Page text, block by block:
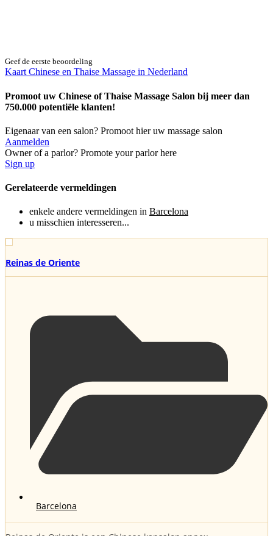
Geef de eerste beoordeling
Kaart Chinese en Thaise Massage in Nederland
Promoot uw Chinese of Thaise Massage Salon bij meer dan
750.000 potentiële klanten!
Eigenaar van een salon? Promoot hier uw massage salon
Aanmelden
Owner of a parlor? Promote your parlor here
Sign up
Gerelateerde vermeldingen
enkele andere vermeldingen in Barcelona
u misschien interesseren...
Reinas de Oriente
Barcelona